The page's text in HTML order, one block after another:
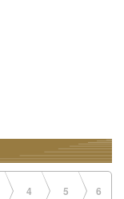
4 5 6